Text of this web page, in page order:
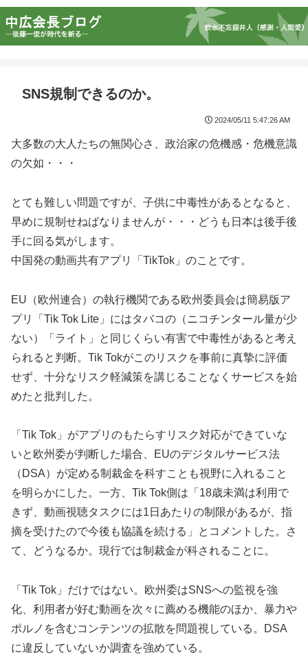
SNS規制できるのか。
2024/05/11 5:47:26 AM
大多数の大人たちの無関心さ、政治家の危機感・危機意識
の欠如・・・
とても難しい問題ですが、子供に中毒性があるとなると、
早めに規制せねばなりませんが・・・どうも日本は後手後
手に回る気がします。
中国発の動画共有アプリ「TikTok」のことです。
EU（欧州連合）の執行機関である欧州委員会は簡易版ア
プリ「Tik Tok Lite」にはタバコの（ニコチンタール量が少
ない）「ライト」と同じくらい有害で中毒性があると考え
られると判断。Tik Tokがこのリスクを事前に真摯に評価
せず、十分なリスク軽減策を講じることなくサービスを始
めたと批判した。
「Tik Tok」がアプリのもたらすリスク対応ができていな
いと欧州委が判断した場合、EUのデジタルサービス法
（DSA）が定める制裁金を科すことも視野に入れること
を明らかにした。一方、Tik Tok側は「18歳未満は利用で
きず、動画視聴タスクには1日あたりの制限があるが、指
摘を受けたので今後も協議を続ける」とコメントした。さ
て、どうなるか。現行では制裁金が科されることに。
「Tik Tok」だけではない。欧州委はSNSへの監視を強
化、利用者が好む動画を次々に薦める機能のほか、暴力や
ポルノを含むコンテンツの拡散を問題視している。DSA
に違反していないか調査を強めている。